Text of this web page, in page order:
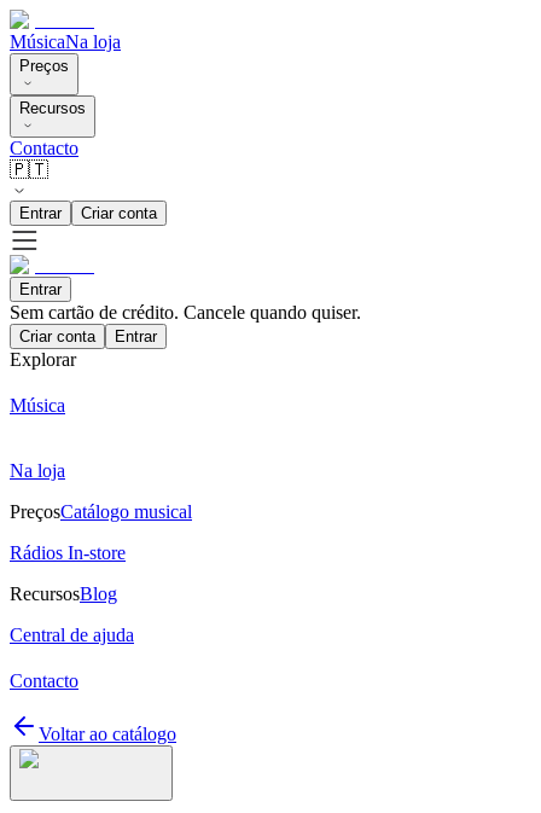
MúsicaNa loja
Preços
Recursos
Contacto
🇵🇹
Entrar Criar conta
Entrar
Sem cartão de crédito. Cancele quando quiser.
Criar conta Entrar
Explorar
Música
Na loja
PreçosCatálogo musical
Rádios In-store
RecursosBlog
Central de ajuda
Contacto
Voltar ao catálogo